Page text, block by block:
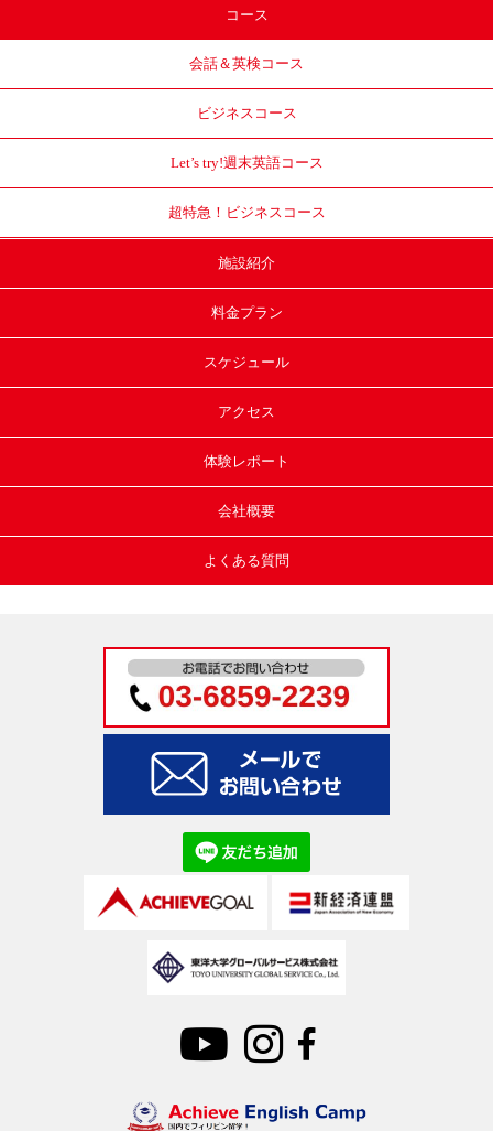
コース
会話＆英検コース
ビジネスコース
Let’s try!週末英語コース
超特急！ ビジネスコース
施設紹介
料金プラン
スケジュール
アクセス
体験レポート
会社概要
よくある質問